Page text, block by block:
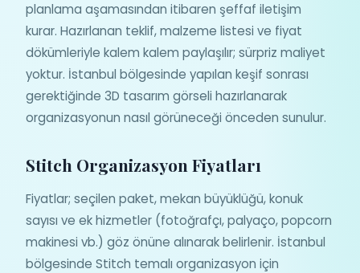
planlama aşamasından itibaren şeffaf iletişim
kurar. Hazırlanan teklif, malzeme listesi ve fiyat
dökümleriyle kalem kalem paylaşılır; sürpriz maliyet
yoktur. İstanbul bölgesinde yapılan keşif sonrası
gerektiğinde 3D tasarım görseli hazırlanarak
organizasyonun nasıl görüneceği önceden sunulur.
Stitch Organizasyon Fiyatları
Fiyatlar; seçilen paket, mekan büyüklüğü, konuk
sayısı ve ek hizmetler (fotoğrafçı, palyaço, popcorn
makinesi vb.) göz önüne alınarak belirlenir. İstanbul
bölgesinde Stitch temalı organizasyon için